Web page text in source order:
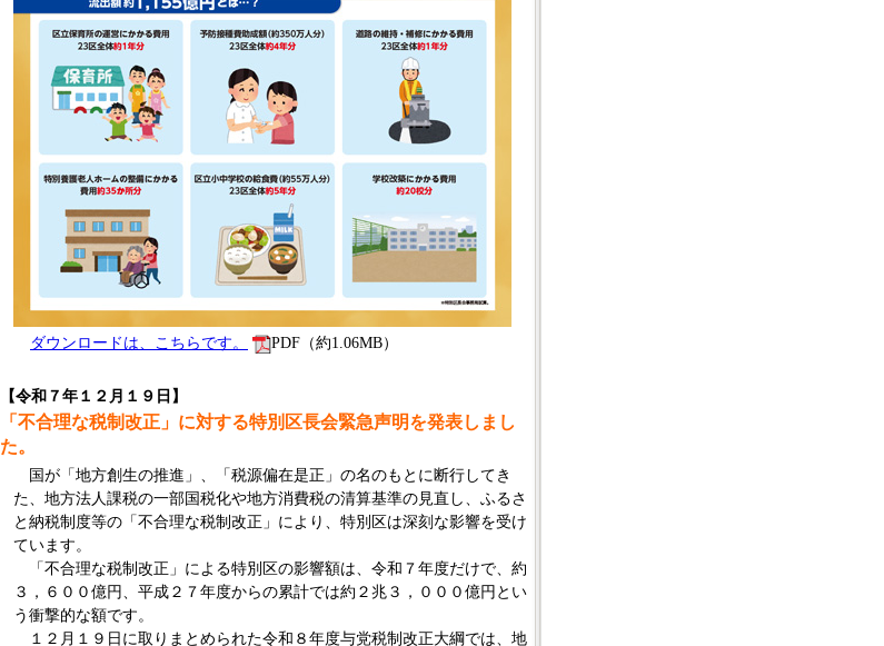
制
特
別
張」
額
1,065
円
は……？」
ダウンロードは、こちらです。 PDF（約1.06MB）
【令和７年１２月１９日】
「不合理な税制改正」に対する特別区長会緊急声明を発表しまし
た。
国が「地方創生の推進」、「税源偏在是正」の名のもとに断行してき
た、地方法人課税の一部国税化や地方消費税の清算基準の見直し、ふるさ
と納税制度等の「不合理な税制改正」により、特別区は深刻な影響を受け
ています。
「不合理な税制改正」による特別区の影響額は、令和７年度だけで、約
３，６００億円、平成２７年度からの累計では約２兆３，０００億円とい
う衝撃的な額です。
１２月１９日に取りまとめられた令和８年度与党税制改正大綱では、地